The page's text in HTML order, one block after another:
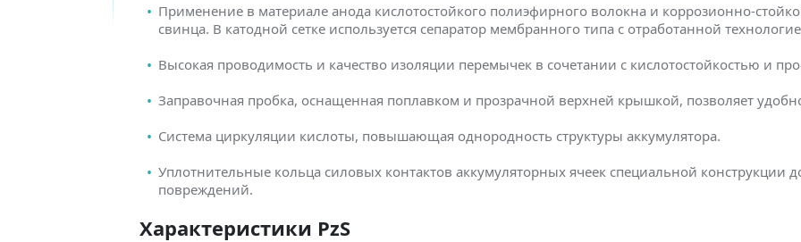
Применение в материале анода кислотостойкого полиэфирного волокна и коррозионно-
свинца. В катодной сетке используется сепаратор мембранного типа с отработанной
Высокая проводимость и качество изоляции перемычек в сочетании с кислотостойкостью и
Заправочная пробка, оснащенная поплавком и прозрачной верхней крышкой, позволяет
Система циркуляции кислоты, повышающая однородность структуры аккумулятора.
Уплотнительные кольца силовых контактов аккумуляторных ячеек специальной
повреждений.
Характеристики PzS